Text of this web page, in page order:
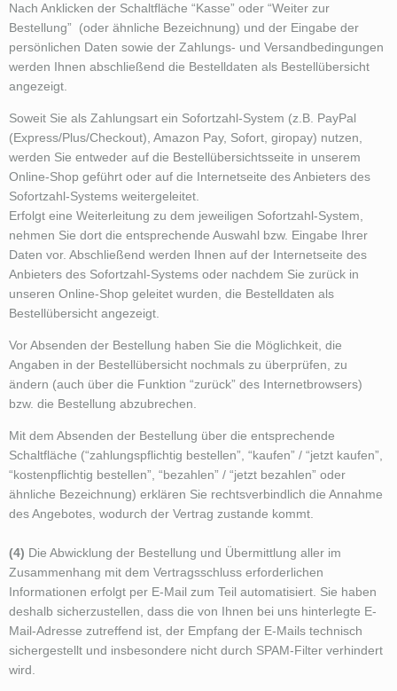
Nach Anklicken der Schaltfläche “Kasse” oder “Weiter zur
Bestellung” (oder ähnliche Bezeichnung) und der Eingabe der
persönlichen Daten sowie der Zahlungs- und Versandbedingungen
werden Ihnen abschließend die Bestelldaten als Bestellübersicht
angezeigt.
Soweit Sie als Zahlungsart ein Sofortzahl-System (z.B. PayPal
(Express/Plus/Checkout), Amazon Pay, Sofort, giropay) nutzen,
werden Sie entweder auf die Bestellübersichtsseite in unserem
Online-Shop geführt oder auf die Internetseite des Anbieters des
Sofortzahl-Systems weitergeleitet.
Erfolgt eine Weiterleitung zu dem jeweiligen Sofortzahl-System,
nehmen Sie dort die entsprechende Auswahl bzw. Eingabe Ihrer
Daten vor. Abschließend werden Ihnen auf der Internetseite des
Anbieters des Sofortzahl-Systems oder nachdem Sie zurück in
unseren Online-Shop geleitet wurden, die Bestelldaten als
Bestellübersicht angezeigt.
Vor Absenden der Bestellung haben Sie die Möglichkeit, die
Angaben in der Bestellübersicht nochmals zu überprüfen, zu
ändern (auch über die Funktion “zurück” des Internetbrowsers)
bzw. die Bestellung abzubrechen.
Mit dem Absenden der Bestellung über die entsprechende
Schaltfläche (“zahlungspflichtig bestellen”, “kaufen” / “jetzt kaufen”,
“kostenpflichtig bestellen”, “bezahlen” / “jetzt bezahlen” oder
ähnliche Bezeichnung) erklären Sie rechtsverbindlich die Annahme
des Angebotes, wodurch der Vertrag zustande kommt.
(4) Die Abwicklung der Bestellung und Übermittlung aller im
Zusammenhang mit dem Vertragsschluss erforderlichen
Informationen erfolgt per E-Mail zum Teil automatisiert. Sie haben
deshalb sicherzustellen, dass die von Ihnen bei uns hinterlegte E-
Mail-Adresse zutreffend ist, der Empfang der E-Mails technisch
sichergestellt und insbesondere nicht durch SPAM-Filter verhindert
wird.